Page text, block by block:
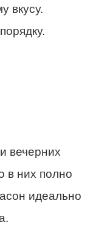
вкусу.
вечерних
в них полно
идеально